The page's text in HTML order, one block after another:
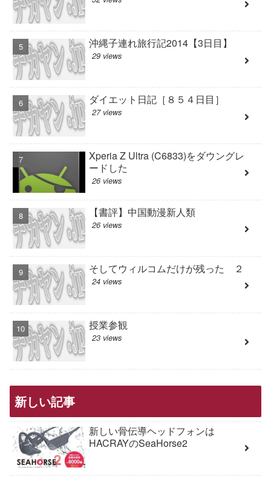
沖縄子連れ旅行記2014【3日目】
29 views
ダイエット日記［８５４日目］
27 views
Xperia Z Ultra (C6833)をダウングレ
ードした
26 views
【書評】中国動漫新人類
26 views
そしてウィルコムだけが残った ２
24 views
授業参観
23 views
新しい記事
新しい骨伝導ヘッドフォンは
HACRAYのSeaHorse2